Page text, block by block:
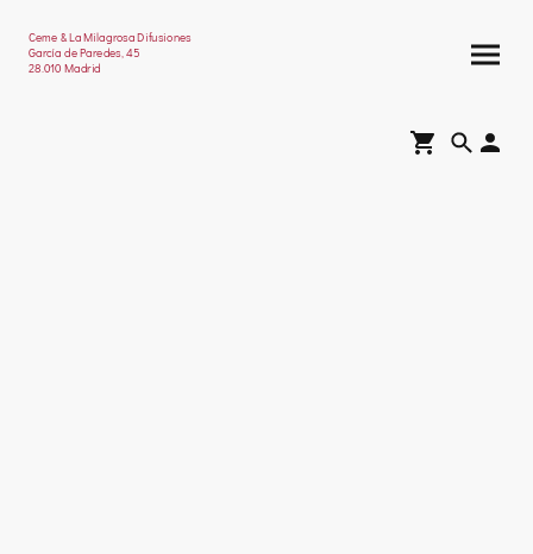
Ceme & La Milagrosa Difusiones
García de Paredes, 45
28.010 Madrid